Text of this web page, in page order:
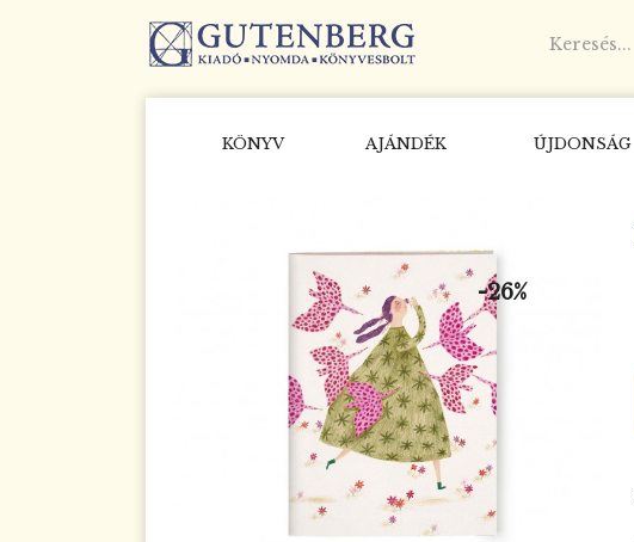
KÖNYV AJÁNDÉK ÚJDONSÁG
-26%